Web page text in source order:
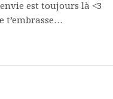
est toujours là <3
t’embrasse…